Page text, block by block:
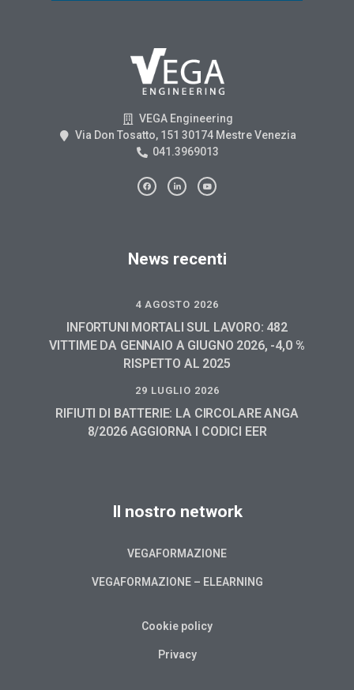
VEGA Engineering
Via Don Tosatto, 151 30174 Mestre Venezia
041.3969013
News recenti
4 AGOSTO 2026
INFORTUNI MORTALI SUL LAVORO: 482
VITTIME DA GENNAIO A GIUGNO 2026, -4,0 %
RISPETTO AL 2025
29 LUGLIO 2026
RIFIUTI DI BATTERIE: LA CIRCOLARE ANGA
8/2026 AGGIORNA I CODICI EER
Il nostro network
VEGAFORMAZIONE
VEGAFORMAZIONE – ELEARNING
Cookie policy
Privacy